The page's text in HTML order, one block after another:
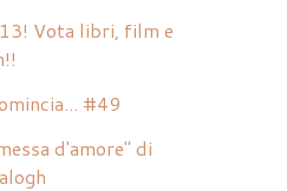
Vota libri, film e
#49
d'amore" di